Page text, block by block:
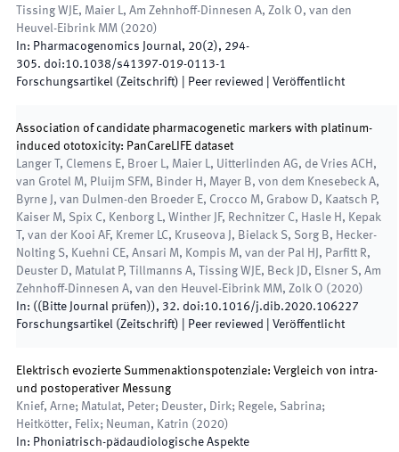
Tissing WJE, Maier L, Am Zehnhoff-Dinnesen A, Zolk O, van den
Heuvel-Eibrink MM ( 2020)
In: Pharmacogenomics Journal, 20(2), 294-
305. doi:10.1038/s41397-019-0113-1
Forschungsartikel (Zeitschrift) | Peer reviewed Veröffentlicht
Association of candidate pharmacogenetic markers with platinum-
induced ototoxicity: PanCareLIFE dataset
Langer T, Clemens E, Broer L, Maier L, Uitterlinden AG, de Vries ACH,
van Grotel M, Pluijm SFM, Binder H, Mayer B, von dem Knesebeck A,
Byrne J, van Dulmen-den Broeder E, Crocco M, Grabow D, Kaatsch P,
Kaiser M, Spix C, Kenborg L, Winther JF, Rechnitzer C, Hasle H, Kepak
T, van der Kooi AF, Kremer LC, Kruseova J, Bielack S, Sorg B, Hecker-
Nolting S, Kuehni CE, Ansari M, Kompis M, van der Pal HJ, Parfitt R,
Deuster D, Matulat P, Tillmanns A, Tissing WJE, Beck JD, Elsner S, Am
Zehnhoff-Dinnesen A, van den Heuvel-Eibrink MM, Zolk O ( 2020)
In: ((Bitte Journal prüfen)), 32. doi:10.1016/j.dib.2020.106227
Forschungsartikel (Zeitschrift) | Peer reviewed Veröffentlicht
Elektrisch evozierte Summenaktionspotenziale: Vergleich von intra-
und postoperativer Messung
Knief, Arne; Matulat, Peter; Deuster, Dirk; Regele, Sabrina;
Heitkötter, Felix; Neuman, Katrin ( 2020)
In: Phoniatrisch-pädaudiologische Aspekte